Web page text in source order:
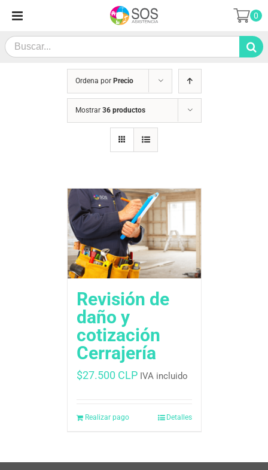
contenido
Search
for:
0
Ordena por Precio
Mostrar 36 productos
Revisión de
daño y
cotización
Cerrajería
$27.500 CLP IVA incluido
Realizar pago Detalles